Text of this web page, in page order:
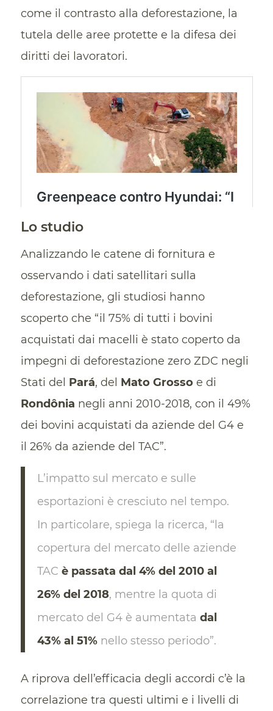
come il contrasto alla deforestazione, la
tutela delle aree protette e la difesa dei
diritti dei lavoratori.
Lo studio
Analizzando le catene di fornitura e
osservando i dati satellitari sulla
deforestazione, gli studiosi hanno
scoperto che “il 75% di tutti i bovini
acquistati dai macelli è stato coperto da
impegni di deforestazione zero ZDC negli
Stati del Pará, del Mato Grosso e di
Rondônia negli anni 2010-2018, con il 49%
dei bovini acquistati da aziende del G4 e
il 26% da aziende del TAC”.
L’impatto sul mercato e sulle
esportazioni è cresciuto nel tempo.
In particolare, spiega la ricerca, “la
copertura del mercato delle aziende
TAC è passata dal 4% del 2010 al
26% del 2018, mentre la quota di
mercato del G4 è aumentata dal
43% al 51%nello stesso periodo”.
A riprova dell’efficacia degli accordi c’è la
correlazione tra questi ultimi e i livelli di